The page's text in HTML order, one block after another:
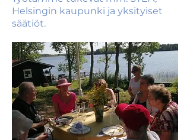
Helsingin kaupunki ja yksityiset
säätiöt.